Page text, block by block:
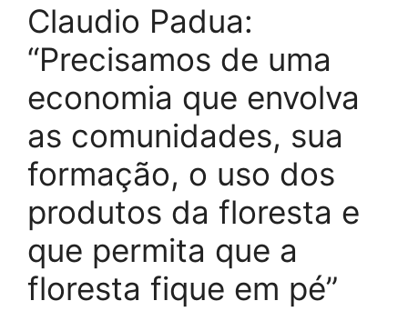
Claudio Padua:
“Precisamos de uma
economia que envolva
as comunidades, sua
formação, o uso dos
produtos da floresta e
que permita que a
floresta fique em pé”